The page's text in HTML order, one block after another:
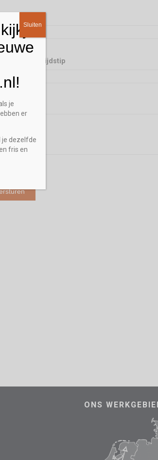
terugbel tijdstip
/ Vraag
ONS
je
er
je dezelfde
fris en
Sluiten